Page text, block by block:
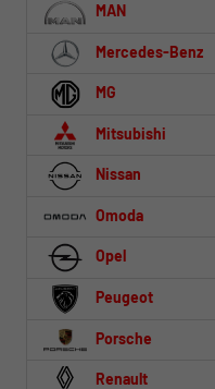
MAN
Mercedes-Benz
MG
Mitsubishi
Nissan
Omoda
Opel
Peugeot
Porsche
Renault